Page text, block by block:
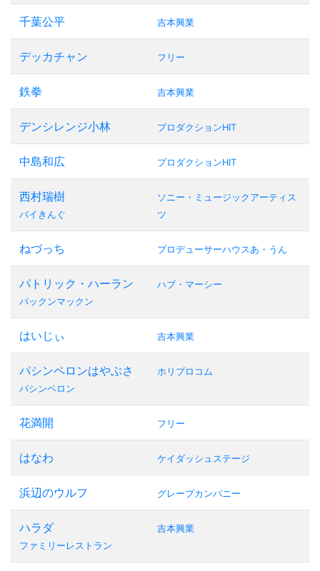
千葉公平 吉本興業
デッカチャン フリー
鉄拳 吉本興業
デンシレンジ小林 プロダクションHIT
中島和広 プロダクションHIT
西村瑞樹
バイきんぐ
ソニー・ミュージックアーティス
ツ
ねづっち プロデューサーハウスあ・うん
パトリック・ハーラン
パックンマックン
ハブ・マーシー
はいじぃ 吉本興業
パシンペロンはやぶさ
パシンペロン
ホリプロコム
花満開 フリー
はなわ ケイダッシュステージ
浜辺のウルフ グレープカンパニー
ハラダ
ファミリーレストラン
吉本興業